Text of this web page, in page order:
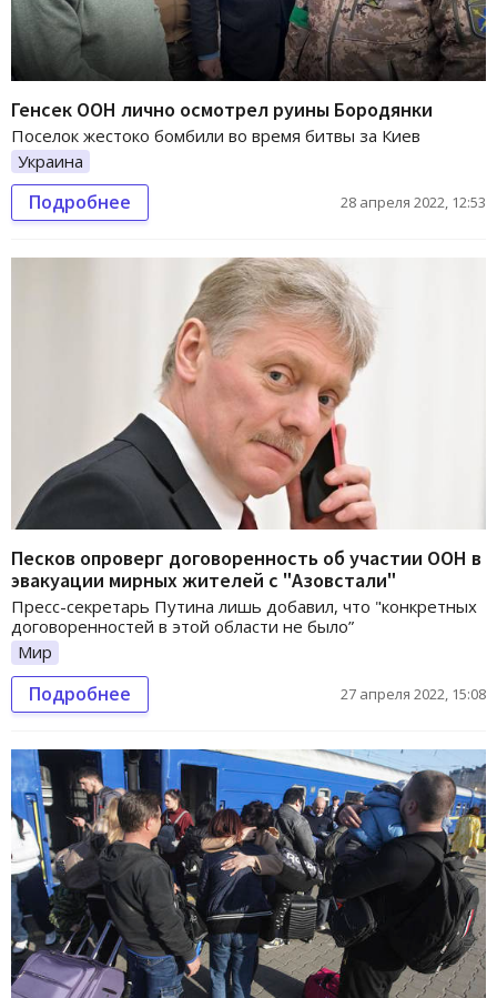
Генсек ООН лично осмотрел руины Бородянки
Поселок жестоко бомбили во время битвы за Киев
Украина
Подробнее 28 апреля 2022, 12:53
Песков опроверг договоренность об участии ООН в
эвакуации мирных жителей с "Азовстали"
Пресс-секретарь Путина лишь добавил, что "конкретных
договоренностей в этой области не было”
Мир
Подробнее 27 апреля 2022, 15:08